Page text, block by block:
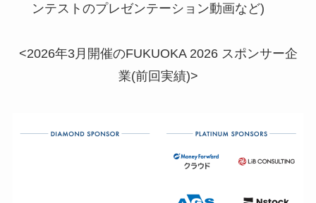
ンテストのプレゼンテーション動画など)
<2026年3月開催のFUKUOKA 2026 スポンサー企
業(前回実績)>